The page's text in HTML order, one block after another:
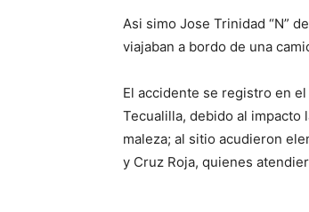
Asi simo Jose Trinidad “N”
viajaban a bordo de una
El accidente se registro en
Tecualilla, debido al impacto
maleza; al sitio acudieron
y Cruz Roja, quienes